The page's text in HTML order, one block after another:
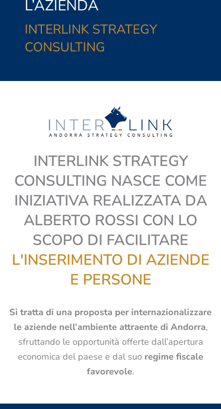
L’AZIENDA
INTERLINK STRATEGY
CONSULTING
INTERLINK STRATEGY
CONSULTING NASCE COME
INIZIATIVA REALIZZATA DA
ALBERTO ROSSI CON LO
SCOPO DI FACILITARE
L'INSERIMENTO DI AZIENDE
E PERSONE
Si tratta di una proposta per internazionalizzare
le aziende nell’ambiente attraente di Andorra,
sfruttando le opportunità offerte dall’apertura
economica del paese e dal suo regime fiscale
favorevole.